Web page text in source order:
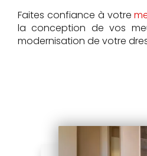
Faites confiance à votre
la conception de vos
modernisation de votre